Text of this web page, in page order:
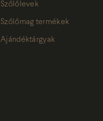
Szőlőlevek
Szőlőmag termékek
Ajándéktárgyak